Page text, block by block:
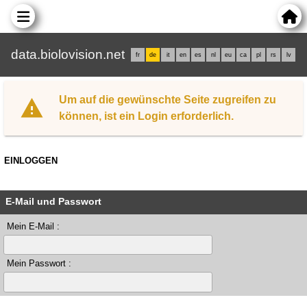
data.biolovision.net fr de it en es nl eu ca pl rs lv
Um auf die gewünschte Seite zugreifen zu
können, ist ein Login erforderlich.
EINLOGGEN
E-Mail und Passwort
Mein E-Mail :
Mein Passwort :